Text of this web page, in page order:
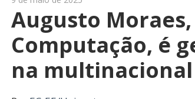
Augusto
Computação, é
na